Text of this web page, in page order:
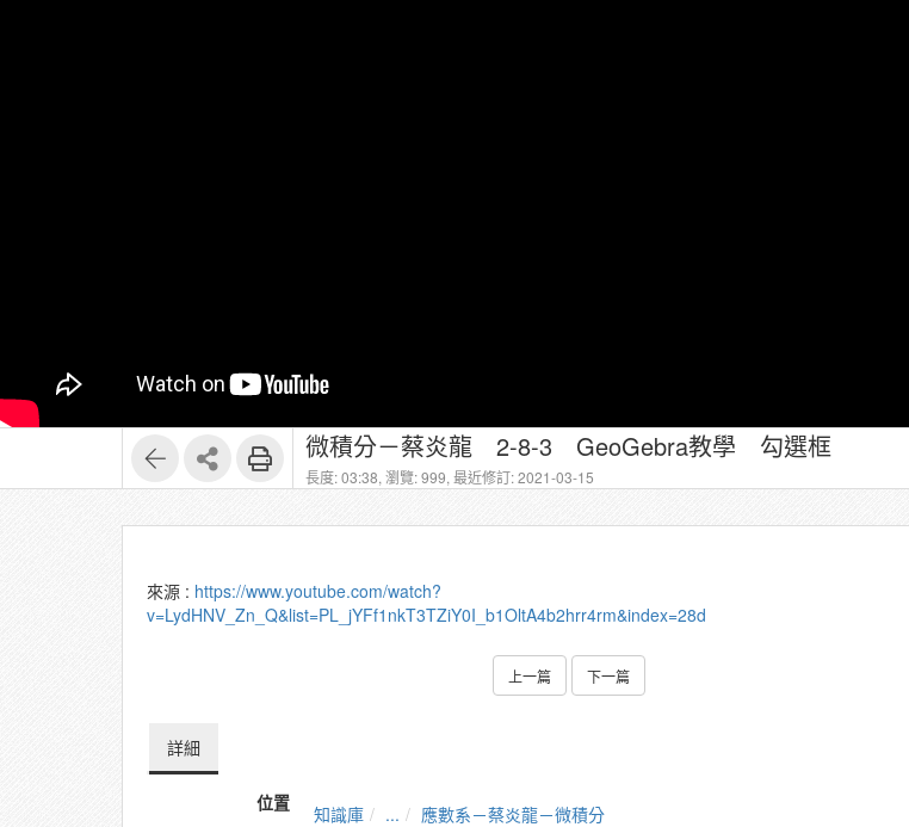
微積分－蔡炎龍 2-8-3 GeoGebra教學 勾選框
長度: 03:38, 瀏覽: 999, 最近修訂: 2021-03-15
來源 : https://www.youtube.com/watch?
v=LydHNV_Zn_Q&list=PL_jYFf1nkT3TZiY0I_b1OltA4b2hrr4rm&index=28d
上一篇 下一篇
詳細
位置 知識庫 ...
應數系－蔡炎龍－微積分